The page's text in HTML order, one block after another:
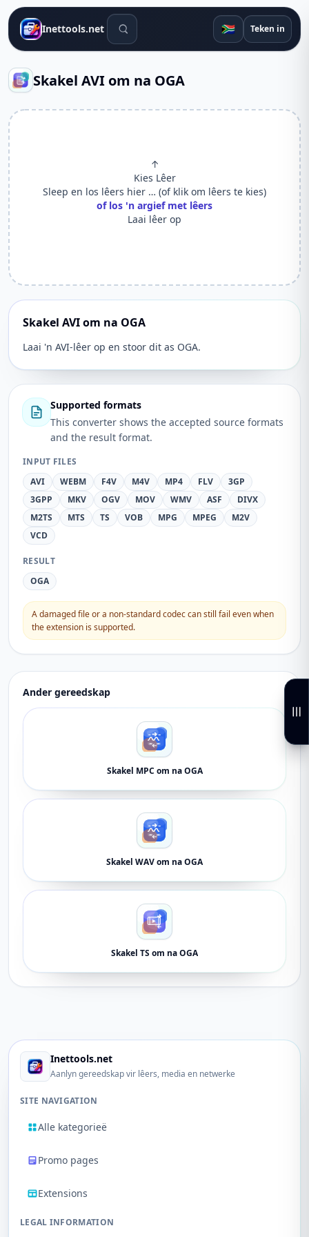
Inettools.net Soek gereedskap 🇿🇦 Teken in
Skakel AVI om na OGA
↑
Kies Lêer
Sleep en los lêers hier … (of klik om lêers te kies)
of los 'n argief met lêers
Laai lêer op
Skakel AVI om na OGA
Laai 'n AVI-lêer op en stoor dit as OGA.
Supported formats
This converter shows the accepted source formats
and the result format.
INPUT FILES
AVI
WEBM F4V M4V MP4 FLV
3GP
3GPP
MKV OGV MOV WMV ASF
DIVX
M2TS
MTS TS VOB MPG MPEG
M2V
VCD
RESULT
OGA
A damaged file or a non-standard codec can still fail even when
the extension is supported.
Ander gereedskap
Skakel MPC om na OGA
Skakel WAV om na OGA
Skakel TS om na OGA
Inettools.net
Aanlyn gereedskap vir lêers, media en netwerke
SITE NAVIGATION
Alle kategorieë
Promo pages
Extensions
LEGAL INFORMATION